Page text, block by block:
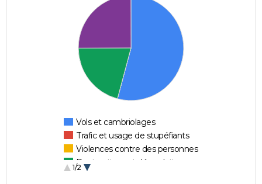
Vols et cambriolages
Trafic et usage de stupéfiants
Violences contre des personnes
Destructions et dégradations
1/2